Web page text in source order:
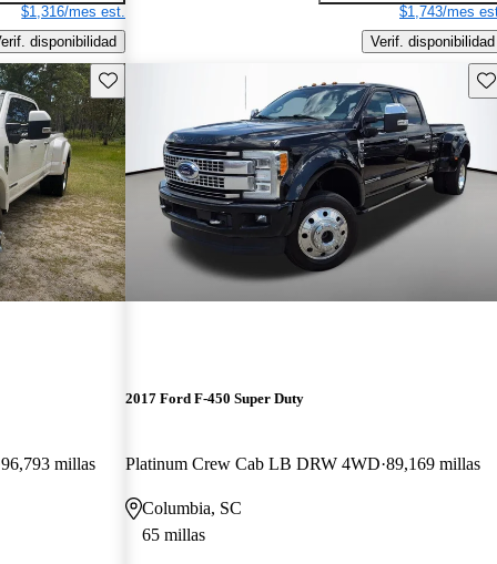
$1,316/mes est.
disponibilidad
$1,743/mes
Verif. disponibilidad
Guarda este Aviso
96,793 millas
2017 Ford F-450 Super Duty
Platinum Crew Cab LB DRW 4WD 89,169 millas
Columbia, SC
65 millas